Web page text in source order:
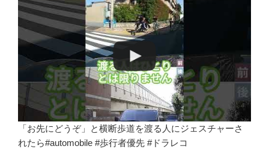
「お先にどうぞ」と横断歩道を渡る人にジェスチャーさ
れたら#automobile #歩行者優先 #ドラレコ